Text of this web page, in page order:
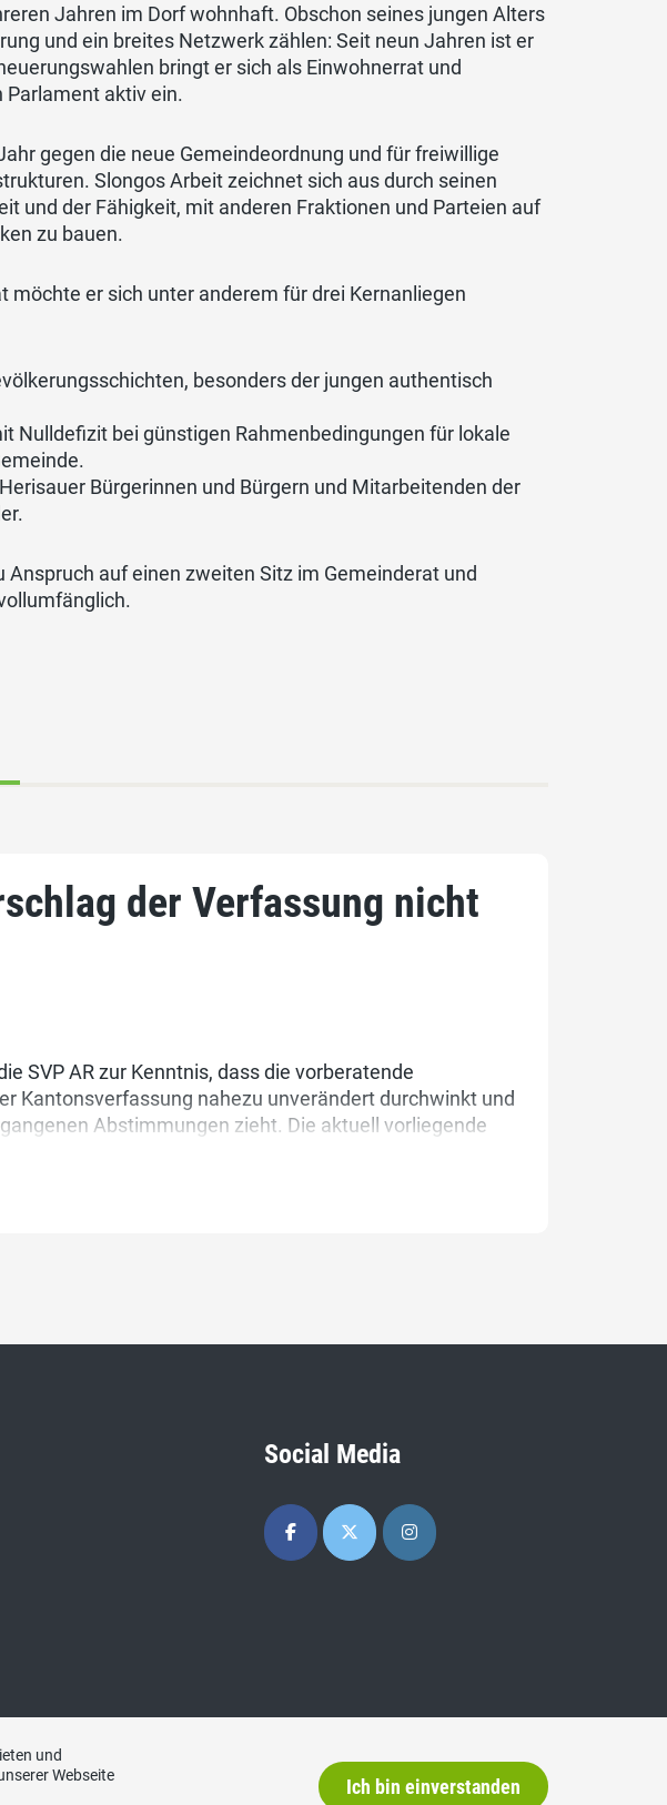
Jahren im Dorf wohnhaft. Obschon seines jungen Alters
und ein breites Netzwerk zählen: Seit neun Jahren ist er
bringt er sich als Einwohnerrat und
aktiv ein.
gegen die neue Gemeindeordnung und für freiwillige
Slongos Arbeit zeichnet sich aus durch seinen
und der Fähigkeit, mit anderen Fraktionen und Parteien auf
zu bauen.
möchte er sich unter anderem für drei Kernanliegen
besonders der jungen authentisch
Nulldefizit bei günstigen Rahmenbedingungen für lokale
Bürgerinnen und Bürgern und Mitarbeitenden der
Anspruch auf einen zweiten Sitz im Gemeinderat und
der Verfassung nicht
SVP AR zur Kenntnis, dass die vorberatende
Kantonsverfassung nahezu unverändert durchwinkt und
Abstimmungen zieht. Die aktuell vorliegende
und Stimmrechtsalter 16 sind rote Linien
AR vehement einsetzen wird.
Social Media
und
Webseite
Ich bin einverstanden